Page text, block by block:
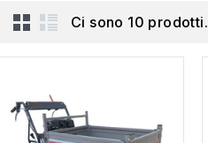
Ci sono 10 prodotti.